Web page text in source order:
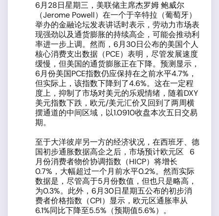
6月28日星期三，美联储主席杰罗姆 鲍威尔
（Jerome Powell）在一个于辛特拉（葡萄牙）
举办的金融论坛发表讲话时表示，劳动力市场表
现强劲以及通货膨胀的持续高企，可能会推动利
率进一步上调。然而，6月30日公布的美国个人
核心消费支出数据（PCE）表明，尽管发展速度
缓慢，但美国的通货膨胀正在下降。预测显示，
6月份美国PCE指数仍应保持在之前水平4.7%，
但实际上，该指数下降到了4.6%。这在一定程
度上，抑制了市场对美元的乐观情绪，随着DXY
美元指数下跌，欧元/美元汇价又回到了两周横
摆通道的中间区域，以1.0910收盘本次五日交易
期。
至于大洋彼岸另一方的经济状况，在西班牙、德
国初步通胀数据高企之后，市场预计欧元区 6
月份消费者物价协调指数（HICP）将增长
0.7%，大幅超过一个月前水平0.2%。然而实际
数据是，尽管高于5月份数值，但也只是略高，
为0.3%。此外，6月30日星期五公布的初步消
费者价格指数（CPI）显示，欧元区通胀率从
6.1%同比下降至5.5%（预期值5.6%）。